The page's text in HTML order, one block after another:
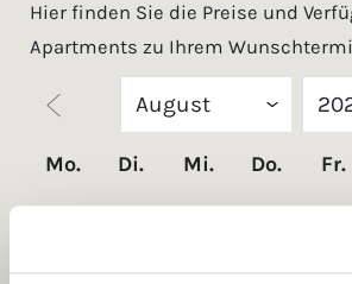
Hier finden Sie die Preise und
Apartments zu Ihrem
Mo. Di. Mi. Do. Fr.